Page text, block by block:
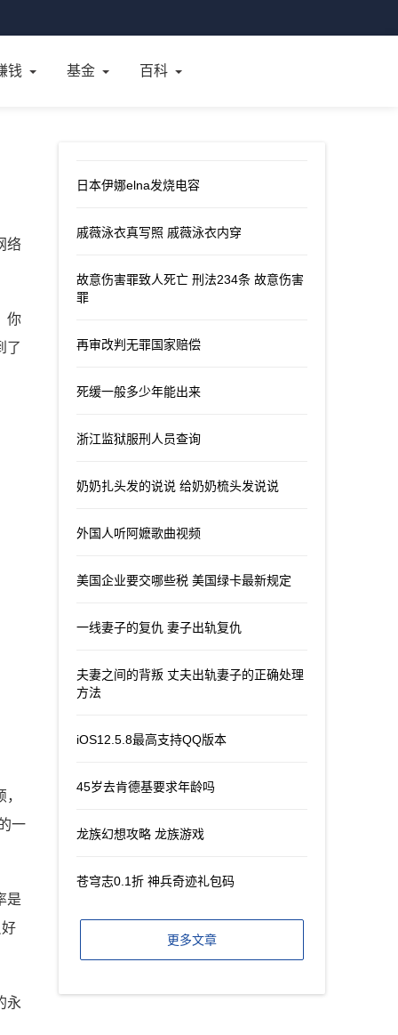
钱 基金 百科
络
你
了
一
是
永
日本伊娜elna发烧电容
戚薇泳衣真写照 戚薇泳衣内穿
故意伤害罪致人死亡 刑法234条 故意伤害
罪
再审改判无罪国家赔偿
死缓一般多少年能出来
浙江监狱服刑人员查询
奶奶扎头发的说说 给奶奶梳头发说说
外国人听阿嬷歌曲视频
美国企业要交哪些税 美国绿卡最新规定
一线妻子的复仇 妻子出轨复仇
夫妻之间的背叛 丈夫出轨妻子的正确处理
方法
iOS12.5.8最高支持QQ版本
45岁去肯德基要求年龄吗
龙族幻想攻略 龙族游戏
苍穹志0.1折 神兵奇迹礼包码
更多文章